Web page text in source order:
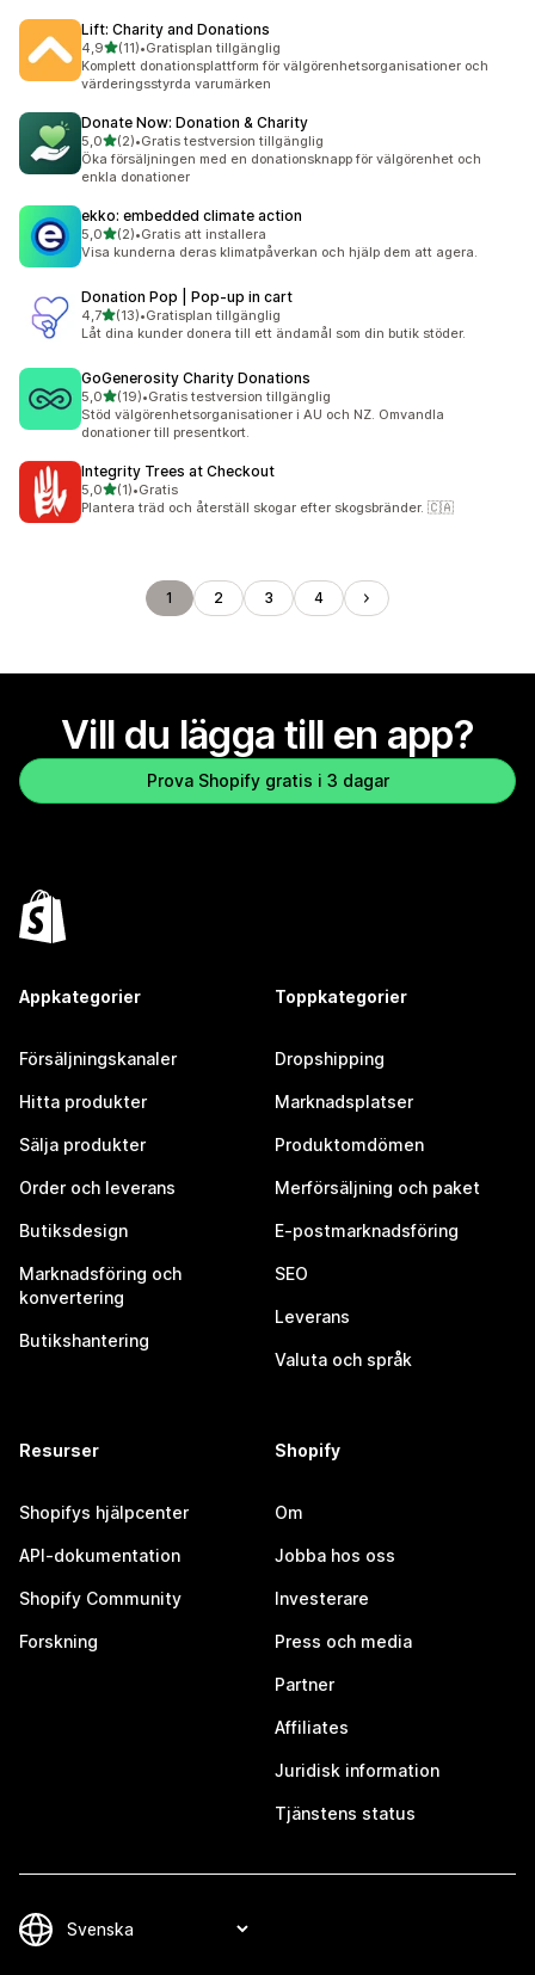
Lift: Charity and Donations
4,9av 5 stjärnor
(11)
11 recensioner totalt
•Gratisplan tillgänglig
Komplett donationsplattform för välgörenhetsorganisationer och
värderingsstyrda varumärken
Donate Now: Donation & Charity
5,0av 5 stjärnor
(2)
2 recensioner totalt
•Gratis testversion tillgänglig
Öka försäljningen med en donationsknapp för välgörenhet och
enkla donationer
ekko: embedded climate action
5,0av 5 stjärnor
(2)
2 recensioner totalt
•Gratis att installera
Visa kunderna deras klimatpåverkan och hjälp dem att agera.
Donation Pop | Pop‑up in cart
4,7av 5 stjärnor
(13)
13 recensioner totalt
•Gratisplan tillgänglig
Låt dina kunder donera till ett ändamål som din butik stöder.
GoGenerosity Charity Donations
5,0av 5 stjärnor
(19)
19 recensioner totalt
•Gratis testversion tillgänglig
Stöd välgörenhetsorganisationer i AU och NZ. Omvandla
donationer till presentkort.
Integrity Trees at Checkout
5,0av 5 stjärnor
(1)
1 recensioner totalt
•Gratis
Plantera träd och återställ skogar efter skogsbränder. 🇨🇦
1 2 3 4
Vill du lägga till en app?
Prova Shopify gratis i 3 dagar
Appkategorier
Försäljningskanaler
Hitta produkter
Sälja produkter
Order och leverans
Butiksdesign
Marknadsföring och
konvertering
Butikshantering
Toppkategorier
Dropshipping
Marknadsplatser
Produktomdömen
Merförsäljning och paket
E-postmarknadsföring
SEO
Leverans
Valuta och språk
Resurser
Shopifys hjälpcenter
API-dokumentation
Shopify Community
Forskning
Shopify
Om
Jobba hos oss
Investerare
Press och media
Partner
Affiliates
Juridisk information
Tjänstens status